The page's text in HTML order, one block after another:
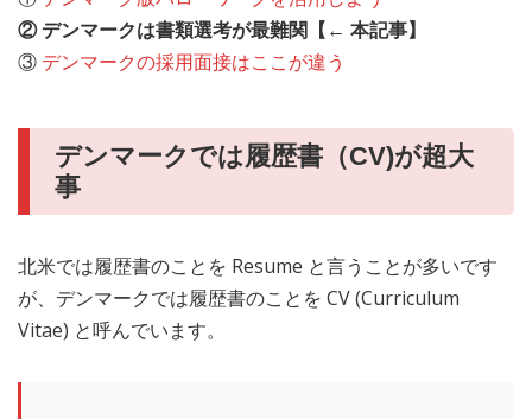
② デンマークは書類選考が最難関【← 本記事】
③ デンマークの採用面接はここが違う
デンマークでは履歴書（CV)が超大
事
北米では履歴書のことを Resume と言うことが多いです
が、デンマークでは履歴書のことを CV (Curriculum
Vitae) と呼んでいます。